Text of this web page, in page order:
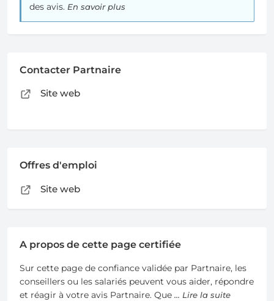
des avis. En savoir plus
Contacter Partnaire
Site web
Offres d'emploi
Site web
A propos de cette page certifiée
Sur cette page de confiance validée par Partnaire, les
conseillers ou les salariés peuvent vous aider, répondre
et réagir à votre avis Partnaire. Que ... Lire la suite